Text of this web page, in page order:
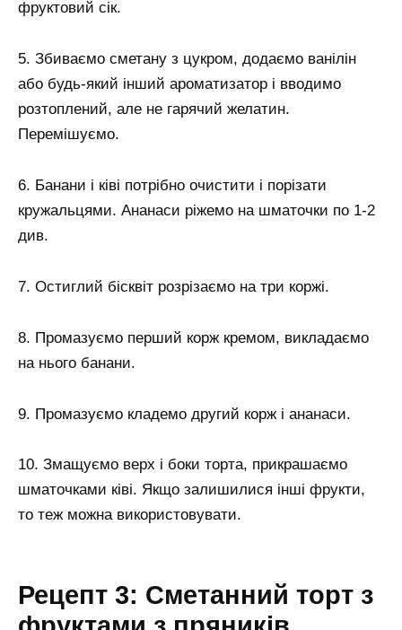
фруктовий сік.
5. Збиваємо сметану з цукром, додаємо ванілін
або будь-який інший ароматизатор і вводимо
розтоплений, але не гарячий желатин.
Перемішуємо.
6. Банани і ківі потрібно очистити і порізати
кружальцями. Ананаси ріжемо на шматочки по 1-2
див.
7. Остиглий бісквіт розрізаємо на три коржі.
8. Промазуємо перший корж кремом, викладаємо
на нього банани.
9. Промазуємо кладемо другий корж і ананаси.
10. Змащуємо верх і боки торта, прикрашаємо
шматочками ківі. Якщо залишилися інші фрукти,
то теж можна використовувати.
Рецепт 3: Сметанний торт з